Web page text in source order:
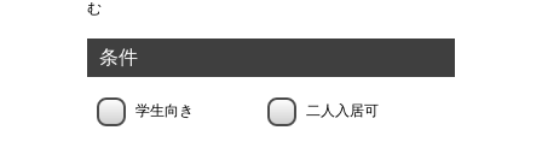
む
条件
学生向き 二人入居可